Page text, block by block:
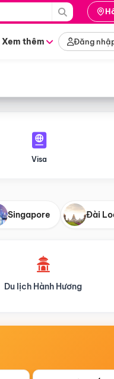
Xem thêm Đăng
Visa
Singapore Đài
Tour Hoa Anh Đào